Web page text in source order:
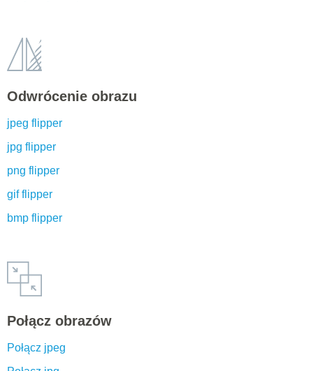
Odwrócenie obrazu
jpeg flipper
jpg flipper
png flipper
gif flipper
bmp flipper
Połącz obrazów
Połącz jpeg